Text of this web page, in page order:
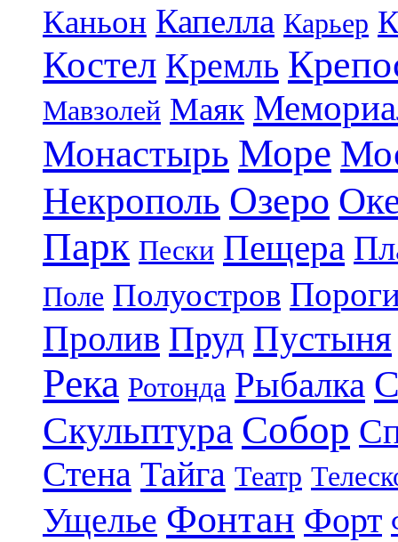
Каньон Капелла Карьер
Костел Кремль
Мавзолей Маяк
Монастырь Море
Некрополь Озеро
Парк Пески Пещера
Поле Полуостров
Пролив Пруд Пустыня
Река Ротонда Рыбалка
Скульптура Собор
Стена Тайга Театр
Ущелье Фонтан Форт